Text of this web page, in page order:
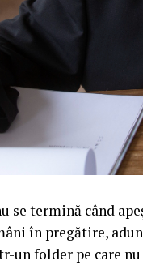
se termină când
în pregătire,
un folder pe care